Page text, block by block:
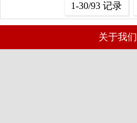
1-30/93 记录
关于我们